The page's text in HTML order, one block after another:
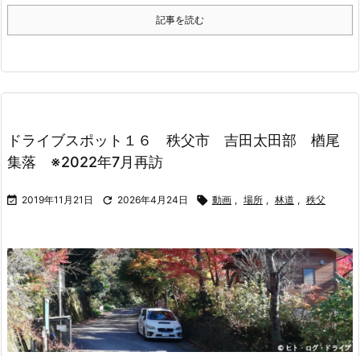
記事を読む
ドライブスポット１６ 秩父市 吉田太田部 楢尾
集落 ※2022年7月再訪
 2019年11月21日  2026年4月24日  動画 , 場所 , 林道 , 秩父